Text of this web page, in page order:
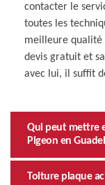
contacter le
toutes les
meilleure qualité
devis gratuit et
avec lui, il suffit
Qui peut mettre
Pigeon en
Toiture plaque